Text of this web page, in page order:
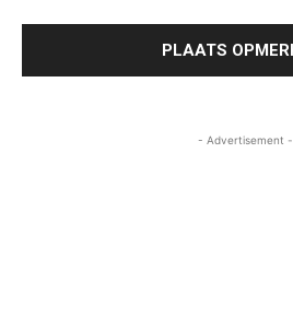
- Advertisement -